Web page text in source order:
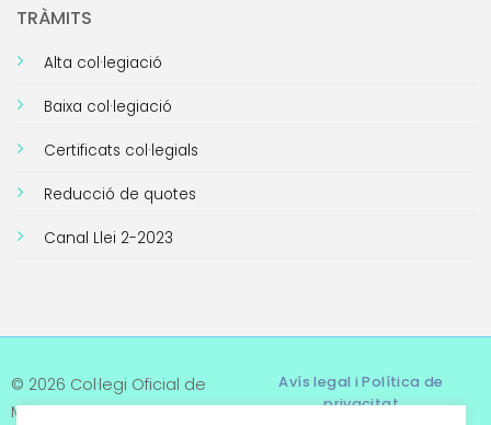
TRÀMITS
Alta col·legiació
Baixa col·legiació
Certificats col·legials
Reducció de quotes
Canal Llei 2-2023
© 2026 Col·legi Oficial de
Metges de Tarragona. Tots
Avís legal i Política de
privacitat